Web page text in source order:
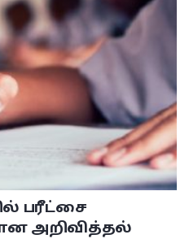
பரீட்சை
அறிவித்தல்